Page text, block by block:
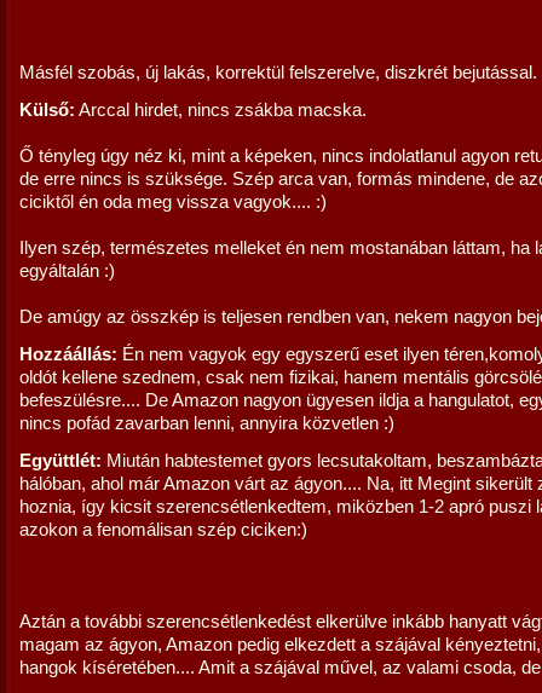
Másfél szobás, új lakás, korrektül felszerelve, diszkrét bejutással.
Külső: Arccal hirdet, nincs zsákba macska.
Ő tényleg úgy néz ki, mint a képeken, nincs indolatlanul agyon
de erre nincs is szüksége. Szép arca van, formás mindene, de
ciciktől én oda meg vissza vagyok.... :)
Ilyen szép, természetes melleket én nem mostanában láttam, ha
egyáltalán :)
De amúgy az összkép is teljesen rendben van, nekem nagyon
Hozzáállás: Én nem vagyok egy egyszerű eset ilyen
oldót kellene szednem, csak nem fizikai, hanem mentális
befeszülésre.... De Amazon nagyon ügyesen ildja a hangulatot,
nincs pofád zavarban lenni, annyira közvetlen :)
Együttlét: Miután habtestemet gyors lecsutakoltam,
hálóban, ahol már Amazon várt az ágyon.... Na, itt Megint sikerült
hoznia, így kicsit szerencsétlenkedtem, miközben 1-2 apró puszi
azokon a fenomálisan szép ciciken:)
Aztán a további szerencsétlenkedést elkerülve inkább hanyatt
magam az ágyon, Amazon pedig elkezdett a szájával
hangok kíséretében.... Amit a szájával művel, az valami csoda,